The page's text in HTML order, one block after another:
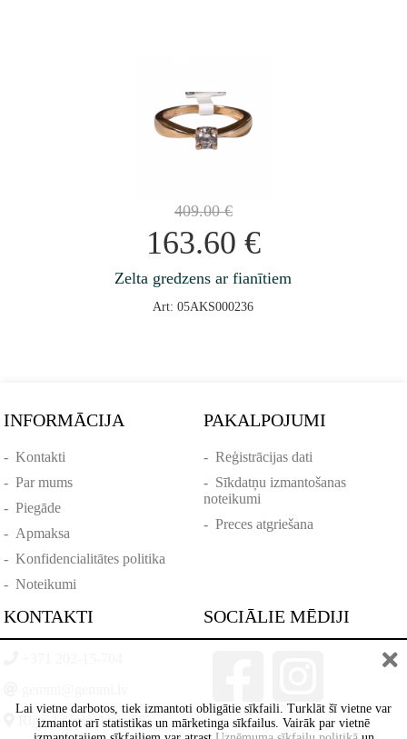
409.00€
163.60 €
Zelta gredzens ar fianītiem
Art: 05AKS000236
INFORMĀCIJA
-Kontakti
-Par mums
-Piegāde
- Apmaksa
-Konfidencialitātes politika
-Noteikumi
PAKALPOJUMI
- Reģistrācijas dati
- Sīkdatņu izmantošanas
noteikumi
- Preces atgriešana
KONTAKTI
Rīga, Lāčplēšā iela 88
SOCIĀLIE MĒDIJI
Lai vietne darbotos, tiek izmantoti obligātie sīkfaili. Turklāt šī vietne var
izmantot arī statistikas un mārketinga sīkfailus. Vairāk par vietnē